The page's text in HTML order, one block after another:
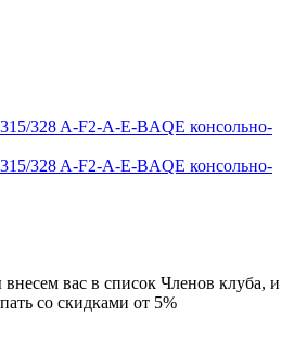
328 A-F2-A-E-BAQE консольно-
328 A-F2-A-E-BAQE консольно-
вас в список Членов клуба, и
со скидками от 5%